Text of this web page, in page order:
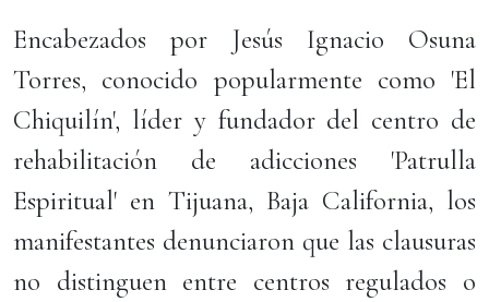
Encabezados por Jesús Ignacio Osuna
Torres, conocido popularmente como 'El
Chiquilín', líder y fundador del centro de
rehabilitación de adicciones 'Patrulla
Espiritual' en Tijuana, Baja California, los
manifestantes denunciaron que las clausuras
no distinguen entre centros regulados o